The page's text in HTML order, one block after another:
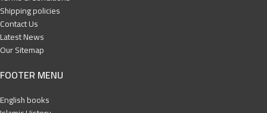
Shipping policies
Contact Us
Latest News
Our Sitemap
FOOTER MENU
English books